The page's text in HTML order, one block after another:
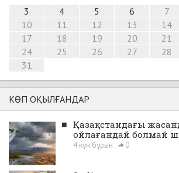
3
4 5 6 7
10
11 12 13 14
17
18 19 20 21
24
25 26 27 28
31
КӨП ОҚЫЛҒАНДАР
■ Қазақстандағы
ойлағандай болмай
4 күн бұрын 0